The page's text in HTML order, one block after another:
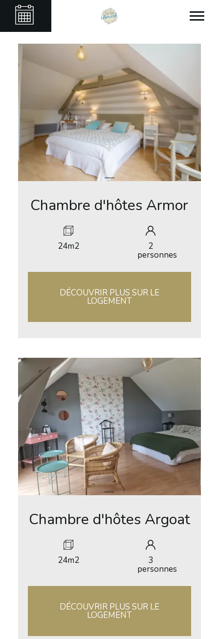
Chambre d'hôtes Armor
24m2 2
personnes
DÉCOUVRIR PLUS SUR LE
LOGEMENT
Chambre d'hôtes Argoat
24m2 3
personnes
DÉCOUVRIR PLUS SUR LE
LOGEMENT